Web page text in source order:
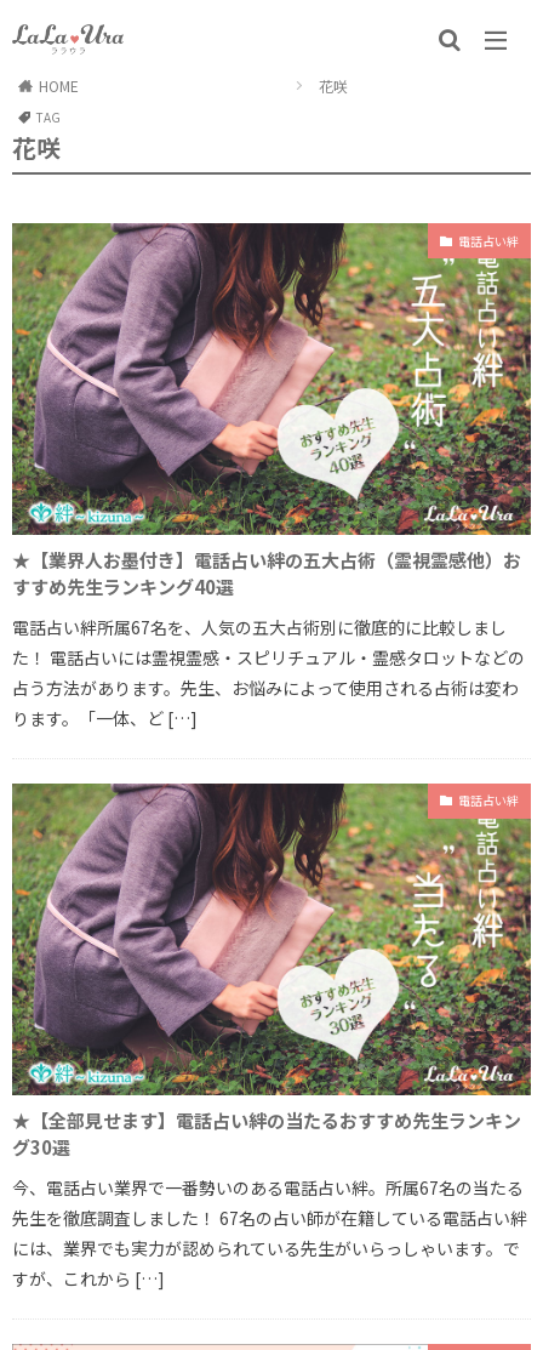
HOME 花咲
TAG
花咲
電話占い絆
★【業界人お墨付き】電話占い絆の五大占術（霊視霊感他）お
すすめ先生ランキング40選
電話占い絆所属67名を、人気の五大占術別に徹底的に比較しまし
た！ 電話占いには霊視霊感・スピリチュアル・霊感タロットなどの
占う方法があります。先生、お悩みによって使用される占術は変わ
ります。「一体、ど […]
電話占い絆
★【全部見せます】電話占い絆の当たるおすすめ先生ランキン
グ30選
今、電話占い業界で一番勢いのある電話占い絆。所属67名の当たる
先生を徹底調査しました！ 67名の占い師が在籍している電話占い絆
には、業界でも実力が認められている先生がいらっしゃいます。で
すが、これから […]